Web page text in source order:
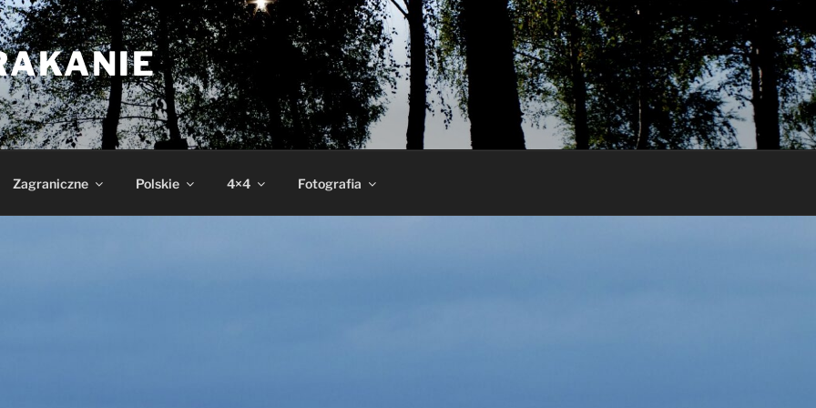
Zagraniczne Polskie 4×4 Fotografia